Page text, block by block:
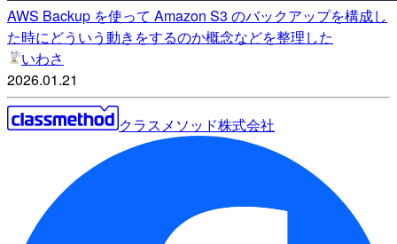
AWS Backup を使って Amazon S3 のバックアップを構成し
た時にどういう動きをするのか概念などを整理した
いわさ
2026.01.21
クラスメソッド株式会社